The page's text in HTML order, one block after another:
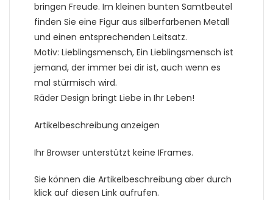
bringen Freude. Im kleinen bunten Samtbeutel
finden Sie eine Figur aus silberfarbenen Metall
und einen entsprechenden Leitsatz.
Motiv: Lieblingsmensch, Ein Lieblingsmensch ist
jemand, der immer bei dir ist, auch wenn es
mal stürmisch wird.
Räder Design bringt Liebe in Ihr Leben!
Artikelbeschreibung anzeigen
Ihr Browser unterstützt keine IFrames.
Sie können die Artikelbeschreibung aber durch
klick auf diesen Link aufrufen.